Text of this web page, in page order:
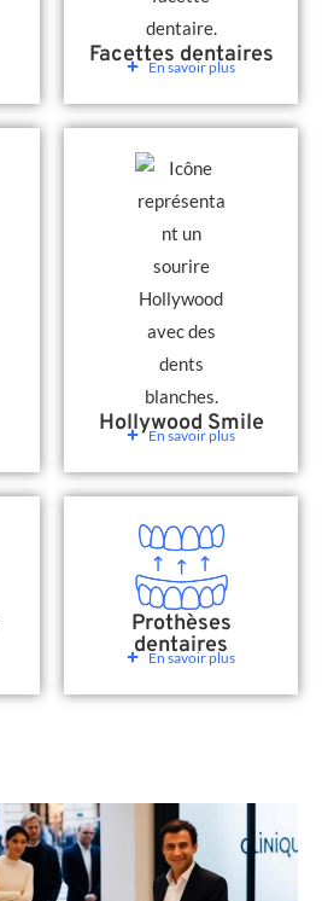
Facettes dentaires
En savoir plus
Hollywood Smile
En savoir plus
Prothèses
dentaires
En savoir plus